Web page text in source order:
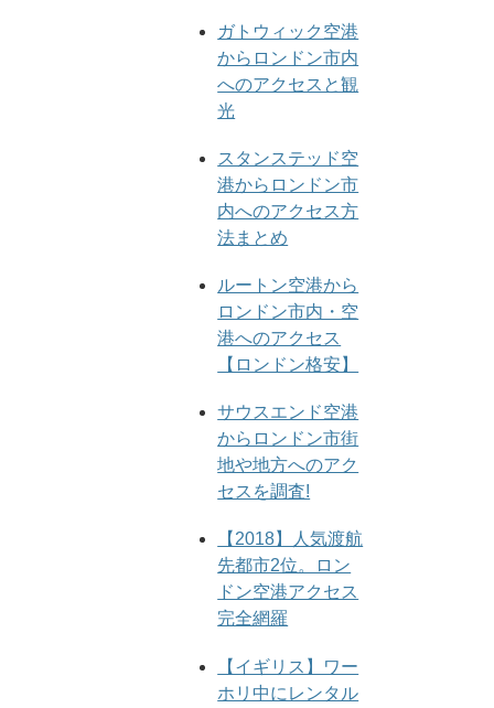
ガトウィック空港
からロンドン市内
へのアクセスと観
光
スタンステッド空
港からロンドン市
内へのアクセス方
法まとめ
ルートン空港から
ロンドン市内・空
港へのアクセス
【ロンドン格安】
サウスエンド空港
からロンドン市街
地や地方へのアク
セスを調査!
【2018】人気渡航
先都市2位。ロン
ドン空港アクセス
完全網羅
【イギリス】ワー
ホリ中にレンタル